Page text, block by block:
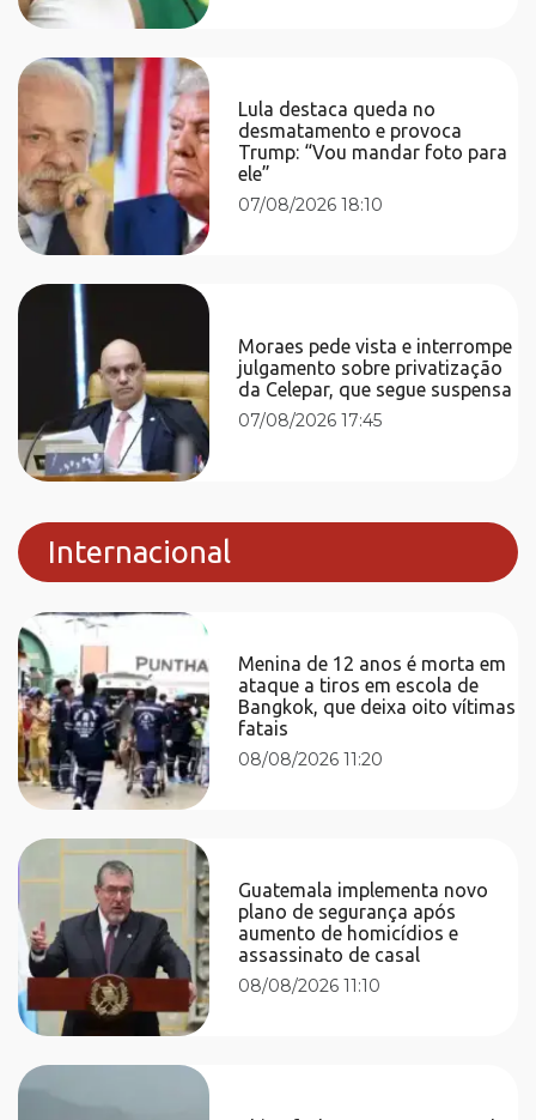
Lula destaca queda no
desmatamento e provoca
Trump: “Vou mandar foto para
ele”
07/08/2026 18:10
Moraes pede vista e interrompe
julgamento sobre privatização
da Celepar, que segue suspensa
07/08/2026 17:45
Internacional
Menina de 12 anos é morta em
ataque a tiros em escola de
Bangkok, que deixa oito vítimas
fatais
08/08/2026 11:20
Guatemala implementa novo
plano de segurança após
aumento de homicídios e
assassinato de casal
08/08/2026 11:10